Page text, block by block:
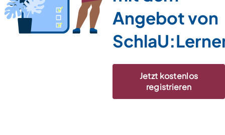
Angebot von
Jetzt kostenlos
registrieren